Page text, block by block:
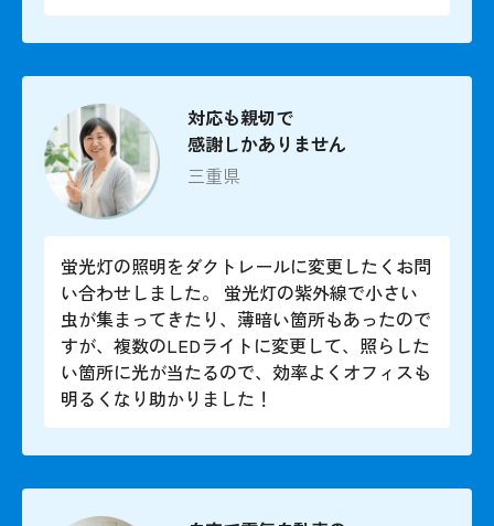
対応も親切で
感謝しかありません
三重県
蛍光灯の照明をダクトレールに変更したくお問
い合わせしました。 蛍光灯の紫外線で小さい
虫が集まってきたり、薄暗い箇所もあったので
すが、複数のLEDライトに変更して、照らした
い箇所に光が当たるので、効率よくオフィスも
明るくなり助かりました！